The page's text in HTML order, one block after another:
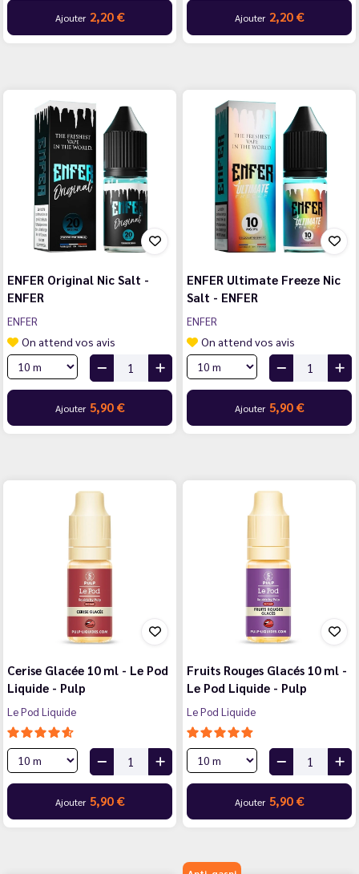
Ajouter 2,20 € Ajouter 2,20 €
ENFER Original Nic Salt -
ENFER
ENFER
On attend vos avis
Ajouter 5,90 €
ENFER Ultimate Freeze Nic
Salt - ENFER
ENFER
On attend vos avis
Ajouter 5,90 €
Cerise Glacée 10 ml - Le Pod
Liquide - Pulp
Le Pod Liquide
Ajouter 5,90 €
Fruits Rouges Glacés 10 ml -
Le Pod Liquide - Pulp
Le Pod Liquide
Ajouter 5,90 €